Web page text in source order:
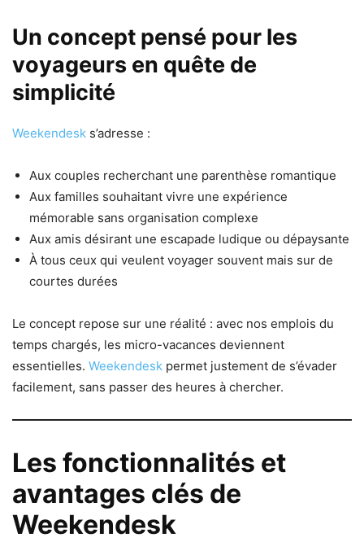
Un concept pensé pour les
voyageurs en quête de
simplicité
Weekendesk s’adresse :
Aux couples recherchant une parenthèse romantique
Aux familles souhaitant vivre une expérience
mémorable sans organisation complexe
Aux amis désirant une escapade ludique ou dépaysante
À tous ceux qui veulent voyager souvent mais sur de
courtes durées
Le concept repose sur une réalité : avec nos emplois du
temps chargés, les micro-vacances deviennent
essentielles. Weekendesk permet justement de s’évader
facilement, sans passer des heures à chercher.
Les fonctionnalités et
avantages clés de
Weekendesk